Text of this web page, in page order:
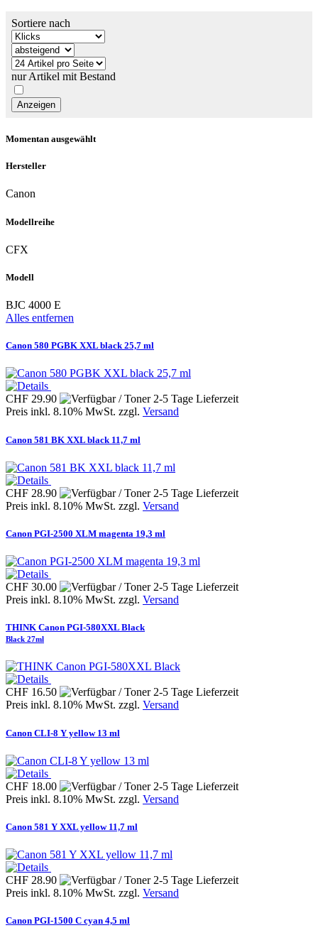
Sortiere nach
nur Artikel mit Bestand
Momentan ausgewählt
Hersteller
Canon
Modellreihe
CFX
Modell
BJC 4000 E
Alles entfernen
Canon 580 PGBK XXL black 25,7 ml
CHF 29.90
Preis inkl. 8.10% MwSt. zzgl. Versand
Canon 581 BK XXL black 11,7 ml
CHF 28.90
Preis inkl. 8.10% MwSt. zzgl. Versand
Canon PGI-2500 XLM magenta 19,3 ml
CHF 30.00
Preis inkl. 8.10% MwSt. zzgl. Versand
THINK Canon PGI-580XXL Black
Black 27ml
CHF 16.50
Preis inkl. 8.10% MwSt. zzgl. Versand
Canon CLI-8 Y yellow 13 ml
CHF 18.00
Preis inkl. 8.10% MwSt. zzgl. Versand
Canon 581 Y XXL yellow 11,7 ml
CHF 28.90
Preis inkl. 8.10% MwSt. zzgl. Versand
Canon PGI-1500 C cyan 4,5 ml